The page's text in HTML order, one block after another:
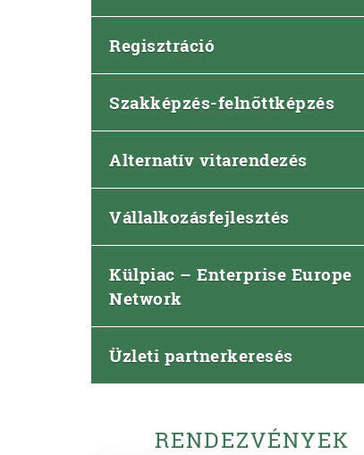
Regisztráció
Szakképzés-felnőttképzés
Alternatív vitarendezés
Vállalkozásfejlesztés
Külpiac – Enterprise Europe
Network
Üzleti partnerkeresés
RENDEZVÉNYEK